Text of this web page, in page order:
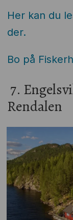
Her kan du
der.
Bo på
7.
Rendalen